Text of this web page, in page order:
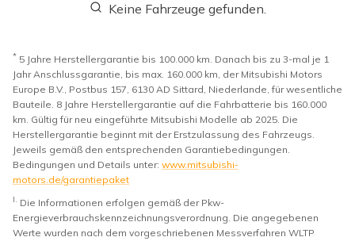
Keine Fahrzeuge gefunden.
* 5 Jahre Herstellergarantie bis 100.000 km. Danach bis zu 3-mal je 1
Jahr Anschlussgarantie, bis max. 160.000 km, der Mitsubishi Motors
Europe B.V., Postbus 157, 6130 AD Sittard, Niederlande, für wesentliche
Bauteile. 8 Jahre Herstellergarantie auf die Fahrbatterie bis 160.000
km. Gültig für neu eingeführte Mitsubishi Modelle ab 2025. Die
Herstellergarantie beginnt mit der Erstzulassung des Fahrzeugs.
Jeweils gemäß den entsprechenden Garantiebedingungen.
Bedingungen und Details unter: www.mitsubishi-
motors.de/garantiepaket
I. Die Informationen erfolgen gemäß der Pkw-
Energieverbrauchskennzeichnungsverordnung. Die angegebenen
Werte wurden nach dem vorgeschriebenen Messverfahren WLTP